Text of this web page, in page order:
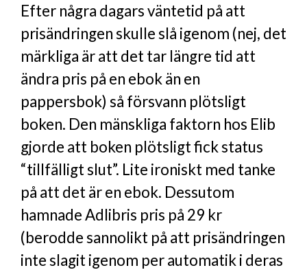
Efter några dagars väntetid på att
prisändringen skulle slå igenom (nej, det
märkliga är att det tar längre tid att
ändra pris på en ebok än en
pappersbok) så försvann plötsligt
boken. Den mänskliga faktorn hos Elib
gjorde att boken plötsligt fick status
“tillfälligt slut”. Lite ironiskt med tanke
på att det är en ebok. Dessutom
hamnade Adlibris pris på 29 kr
(berodde sannolikt på att prisändringen
inte slagit igenom per automatik i deras